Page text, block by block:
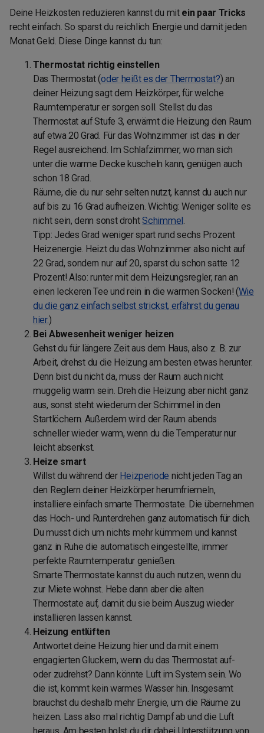
Deine Heizkosten reduzieren kannst du mit ein paar Tricks
recht einfach. So sparst du reichlich Energie und damit jeden
Monat Geld. Diese Dinge kannst du tun:
Thermostat richtig einstellen
Das Thermostat (oder heißt esder Thermostat?) an
deiner Heizung sagt dem Heizkörper, für welche
Raumtemperatur er sorgen soll. Stellst du das
Thermostat auf Stufe 3, erwärmt die Heizung den Raum
auf etwa 20 Grad. Für das Wohnzimmer ist das in der
Regel ausreichend. Im Schlafzimmer, wo man sich
unter die warme Decke kuscheln kann, genügen auch
schon 18 Grad.
Räume, die du nur sehr selten nutzt, kannst du auch nur
auf bis zu 16 Grad aufheizen. Wichtig: Weniger sollte es
nicht sein, denn sonst drohtSchimmel.
Tipp: Jedes Grad weniger spart rund sechs Prozent
Heizenergie. Heizt du das Wohnzimmer also nicht auf
22 Grad, sondern nur auf 20, sparst du schon satte 12
Prozent! Also: runter mit dem Heizungsregler, ran an
einen leckeren Tee und rein in die warmen Socken! (Wie
du die ganz einfach selbst strickst, erfährst du genau
hier.)
Bei Abwesenheit weniger heizen
Gehst du für längere Zeit aus dem Haus, also z. B. zur
Arbeit, drehst du die Heizung am besten etwas herunter.
Denn bist du nicht da, muss der Raum auch nicht
muggelig warm sein. Dreh die Heizung aber nicht ganz
aus, sonst steht wiederum der Schimmel in den
Startlöchern. Außerdem wird der Raum abends
schneller wieder warm, wenn du die Temperatur nur
leicht absenkst.
Heize smart
Willst du während der Heizperiode nicht jeden Tag an
den Reglern deiner Heizkörper herumfriemeln,
installiere einfach smarte Thermostate. Die übernehmen
das Hoch- und Runterdrehen ganz automatisch für dich.
Du musst dich um nichts mehr kümmern und kannst
ganz in Ruhe die automatisch eingestellte, immer
perfekte Raumtemperatur genießen.
Smarte Thermostate kannst du auch nutzen, wenn du
zur Miete wohnst. Hebe dann aber die alten
Thermostate auf, damit du sie beim Auszug wieder
installieren lassen kannst.
Heizung entlüften
Antwortet deine Heizung hier und da mit einem
engagierten Gluckern, wenn du das Thermostat auf-
oder zudrehst? Dann könnte Luft im System sein. Wo
die ist, kommt kein warmes Wasser hin. Insgesamt
brauchst du deshalb mehr Energie, um die Räume zu
heizen. Lass also mal richtig Dampf ab und die Luft